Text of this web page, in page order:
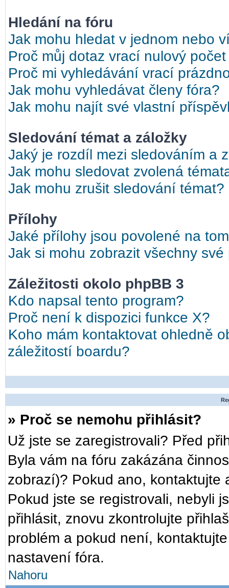
Hledání na fóru
Jak mohu hledat v jednom nebo
Proč můj dotaz vrací nulový
Proč mi vyhledávání vrací
Jak mohu vyhledávat členy fóra?
Jak mohu najít své vlastní
Sledování témat a záložky
Jaký je rozdíl mezi sledováním a
Jak mohu sledovat zvolená
Jak mohu zrušit sledování témat?
Přílohy
Jaké přílohy jsou povolené na
Jak si mohu zobrazit všechny své
Záležitosti okolo phpBB 3
Kdo napsal tento program?
Proč není k dispozici funkce X?
Koho mám kontaktovat ohledně
záležitostí boardu?
» Proč se nemohu přihlásit?
Už jste se zaregistrovali? Před
Byla vám na fóru zakázána
zobrazí)? Pokud ano, kontaktujte
Pokud jste se registrovali, nebyli
přihlásit, znovu zkontrolujte
problém a pokud není,
nastavení fóra.
Nahoru